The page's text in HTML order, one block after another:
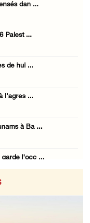
dan ...
Palest ...
de hui ...
l'agres ...
à Ba ...
garde l'occ ...